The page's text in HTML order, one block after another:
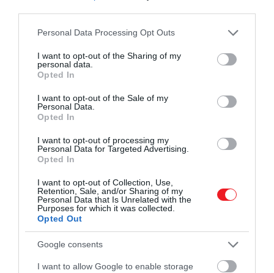
Please note that this website/app uses one or more Google
not limited to your visit or usage behaviour. You may click to
grant or deny consent to Google and its third-party tags to
use your data for below specified purposes in below Google
consent section.
Personal Data Processing Opt Outs
I want to opt-out of the Sharing of my
personal data.
Opted In
I want to opt-out of the Sale of my
Personal Data.
Opted In
I want to opt-out of processing my
Personal Data for Targeted Advertising.
Opted In
I want to opt-out of Collection, Use,
Retention, Sale, and/or Sharing of my
Personal Data that Is Unrelated with the
Purposes for which it was collected.
Opted Out
Google consents
I want to allow Google to enable storage
Getty Images/ Lou Rocco
Stephen King
az eset miatt megváltoztatta
hozzáállását ahhoz, ahogyan a műveit adaptáló
filmesekkel bánik. Általában nem engedi, hogy
valaki sokáig magánál tartsa a jogokat. Emellett
egynél több történetéhez jusson hozzá. (
Mike
Flanaganritka kivételnek számít, hiszen ő rövid